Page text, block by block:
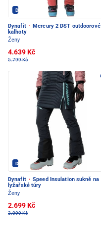
Dynafit - PEC POD SNĚŽKOU
Dynafit · Mercury 2 DST outdoorové
kalhoty
Ženy
4.639 Kč
5.799 Kč
Dynafit - PEC POD SNĚŽKOU
Dynafit · Speed Insulation sukně na
lyžařské túry
Ženy
2.699 Kč
3.099 Kč